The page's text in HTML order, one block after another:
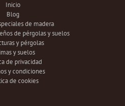
Inicio
Blog
de madera
de pérgolas y suelos
y pérgolas
y suelos
de privacidad
y condiciones
de cookies